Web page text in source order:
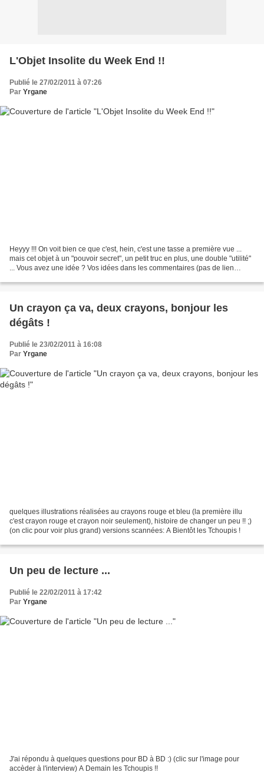
L'Objet Insolite du Week End !!
Publié le 27/02/2011 à 07:26
Par Yrgane
Heyyy !!! On voit bien ce que c'est, hein, c'est une tasse a première vue ...
mais cet objet à un "pouvoir secret", un petit truc en plus, une double "utilité"
... Vous avez une idée ? Vos idées dans les commentaires (pas de lien
Un crayon ça va, deux crayons, bonjour les
dégâts !
Publié le 23/02/2011 à 16:08
Par Yrgane
quelques illustrations réalisées au crayons rouge et bleu (la première illu
c'est crayon rouge et crayon noir seulement), histoire de changer un peu !! ;)
(on clic pour voir plus grand) versions scannées: A Bientôt les Tchoupis !
Un peu de lecture ...
Publié le 22/02/2011 à 17:42
Par Yrgane
J'ai répondu à quelques questions pour BD à BD :) (clic sur l'image pour
accèder à l'interview) A Demain les Tchoupis !!